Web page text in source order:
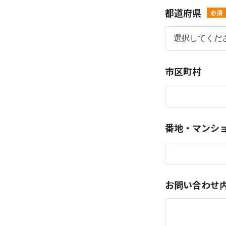
都道府県 必須
市区町村
番地・マンシ
お問い合わせ